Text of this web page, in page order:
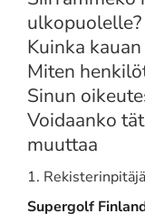
ulkopuolelle?
Kuinka
Miten
Sinun
Voidaanko
muuttaa
1. Rekisterinpitäjä
Supergolf